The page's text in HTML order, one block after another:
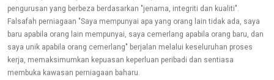
pengurusan yang berbeza berdasarkan "jenama, integriti dan kualiti".
Falsafah perniagaan "Saya mempunyai apa yang orang lain tidak ada, saya
baru apabila orang lain mempunyai, saya cemerlang apabila orang baru, dan
saya unik apabila orang cemerlang" berjalan melalui keseluruhan proses
kerja, memaksimumkan kepuasan keperluan peribadi dan sentiasa
membuka kawasan perniagaan baharu.